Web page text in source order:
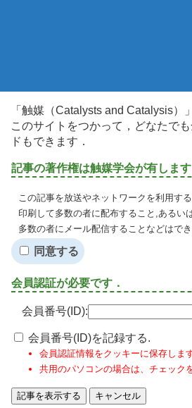
「触媒（Catalysts and Catalysis
このサイトをつかって，どなたで
ドもできます．
記事の著作権は触媒学会が有します
この記事を放送やネットワークを利用す
印刷して多数の者に配布すること,あるい
多数の者にメール配信することなどはでき
同意する
会員認証が必要です．
会員番号(ID):
会員番号(ID)を記録する.
会員認証情報をクッキーに保存しま
共用のパソコンの場合は、チェック